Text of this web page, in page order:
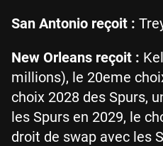
San Antonio reçoit :
New Orleans reçoit :
millions), le 20eme
choix 2028 des Spurs,
les Spurs en 2029, le
droit de swap avec les